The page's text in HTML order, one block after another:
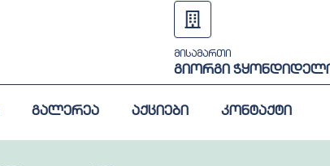
მისამართი
გიორგი
გალერეა აქციები კონტაქტი